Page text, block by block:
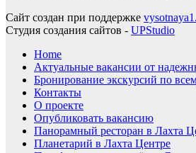
Сайт создан при поддержке
Студия создания сайтов - UPStudio
Home
Актуальные вакансии от
Бронирование экскурсий по
Контакты
О проекте
Опубликовать вакансию
Панорамный ресторан в Лахта
Планетарий в Лахта Центре